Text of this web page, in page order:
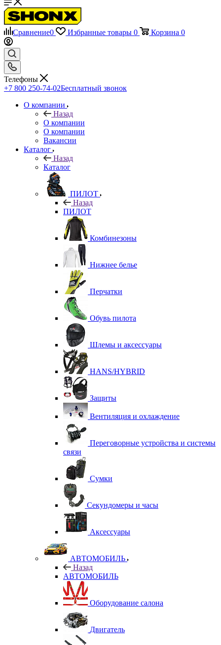
Сравнение0 Избранные товары 0 Корзина 0
Телефоны
+7 800 250-74-02Бесплатный звонок
О компании
Назад
О компании
О компании
Вакансии
Каталог
Назад
Каталог
ПИЛОТ
Назад
ПИЛОТ
Комбинезоны
Нижнее белье
Перчатки
Обувь пилота
Шлемы и аксессуары
HANS/HYBRID
Защиты
Вентиляция и охлаждение
Переговорные устройства и системы
связи
Сумки
Секундомеры и часы
Аксессуары
АВТОМОБИЛЬ
Назад
АВТОМОБИЛЬ
Оборудование салона
Двигатель